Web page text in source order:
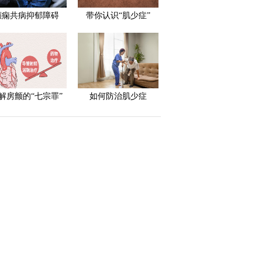
痫共病抑郁障碍 带你认识“肌少症”
房颤的“七宗罪” 如何防治肌少症